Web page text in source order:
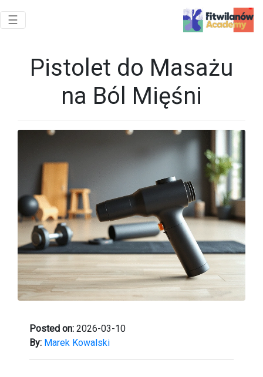
Toggle navigation
☰
Pistolet do Masażu
na Ból Mięśni
Posted on: 2026-03-10
By: Marek Kowalski